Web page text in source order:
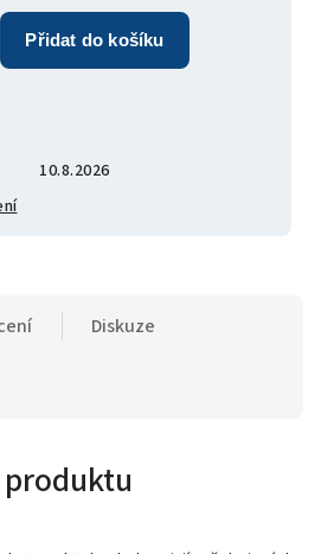
Přidat do košíku
10.8.2026
Diskuze